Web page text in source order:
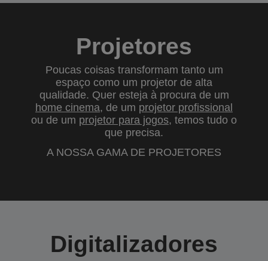
Projetores
Poucas coisas transformam tanto um
espaço como um projetor de alta
qualidade. Quer esteja à procura de um
home cinema, de um projetor profissional
ou de um projetor para jogos, temos tudo o
que precisa.
A NOSSA GAMA DE PROJETORES
Digitalizadores